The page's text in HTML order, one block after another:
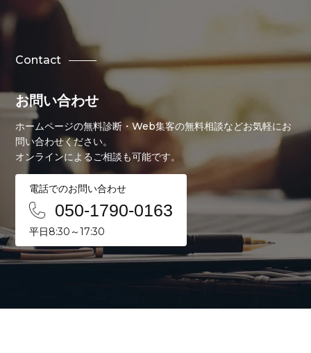
Contact
お問い合わせ
ホームページの無料診断・Web集客の無料相談などお気軽にお
問い合わせください。
オンラインによるご相談も可能です。
電話でのお問い合わせ
050-1790-0163
平日8:30～17:30